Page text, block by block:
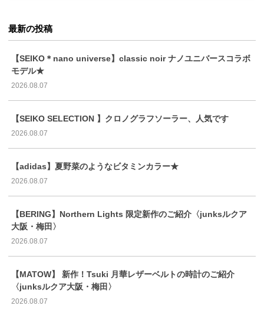
最新の投稿
【SEIKO＊nano universe】classic noir ナノユニバースコラボ
モデル★
2026.08.07
【SEIKO SELECTION 】クロノグラフソーラー、人気です
2026.08.07
【adidas】夏野菜のようなビタミンカラー★
2026.08.07
【BERING】Northern Lights 限定新作のご紹介〈junksルクア
大阪・梅田〉
2026.08.07
【MATOW】 新作！Tsuki 月華レザーベルトの時計のご紹介
〈junksルクア大阪・梅田〉
2026.08.07